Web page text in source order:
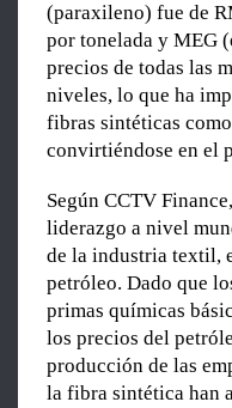
(paraxileno) fue de
por tonelada y MEG
precios de todas las
niveles, lo que ha
fibras sintéticas
convirtiéndose en el
Según CCTV
liderazgo a nivel
de la industria textil,
petróleo. Dado que
primas químicas
los precios del
producción de las
la fibra sintética han